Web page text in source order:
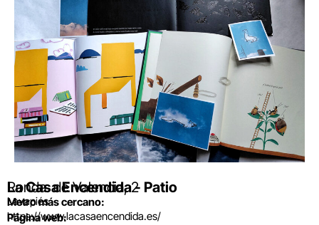
La Casa Encendida - Patio
Ronda. de Valencia, 2
Metro más cercano:
Lavapiés
Página web:
https://www.lacasaencendida.es/